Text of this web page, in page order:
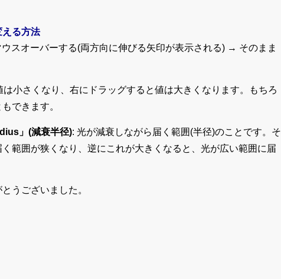
える方法
スオーバーする(両方向に伸びる矢印が表示される) → そのまま
小さくなり、右にドラッグすると値は大きくなります。もちろ
できます。
」(減衰半径): 光が減衰しながら届く範囲(半径)のことです。そ
範囲が狭くなり、逆にこれが大きくなると、光が広い範囲に届
うございました。